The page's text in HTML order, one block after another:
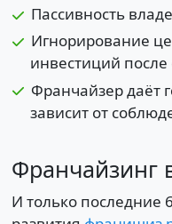
Пассивность
Игнорирование
инвестиций после
Франчайзер даёт
зависит от
Франчайзинг
И только последние